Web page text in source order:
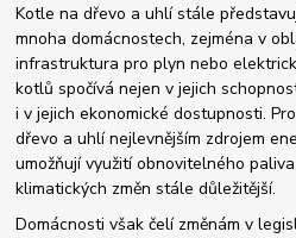
Kotle na dřevo a uhlí stále
mnoha domácnostech, zejména v
infrastruktura pro plyn nebo
kotlů spočívá nejen v jejich
i v jejich ekonomické dostupnosti.
dřevo a uhlí nejlevnějším zdrojem
umožňují využití obnovitelného
klimatických změn stále důležitější.
Domácnosti však čelí změnám v